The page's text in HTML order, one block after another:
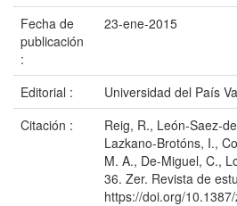
Fecha de
publicación
:
23-ene-2015
Editorial :
Universidad del País
Citación :
Reig, R., León-Saez-
Lazkano-Brotóns, I.,
M. A., De-Miguel, C.,
36. Zer. Revista de
https://doi.org/